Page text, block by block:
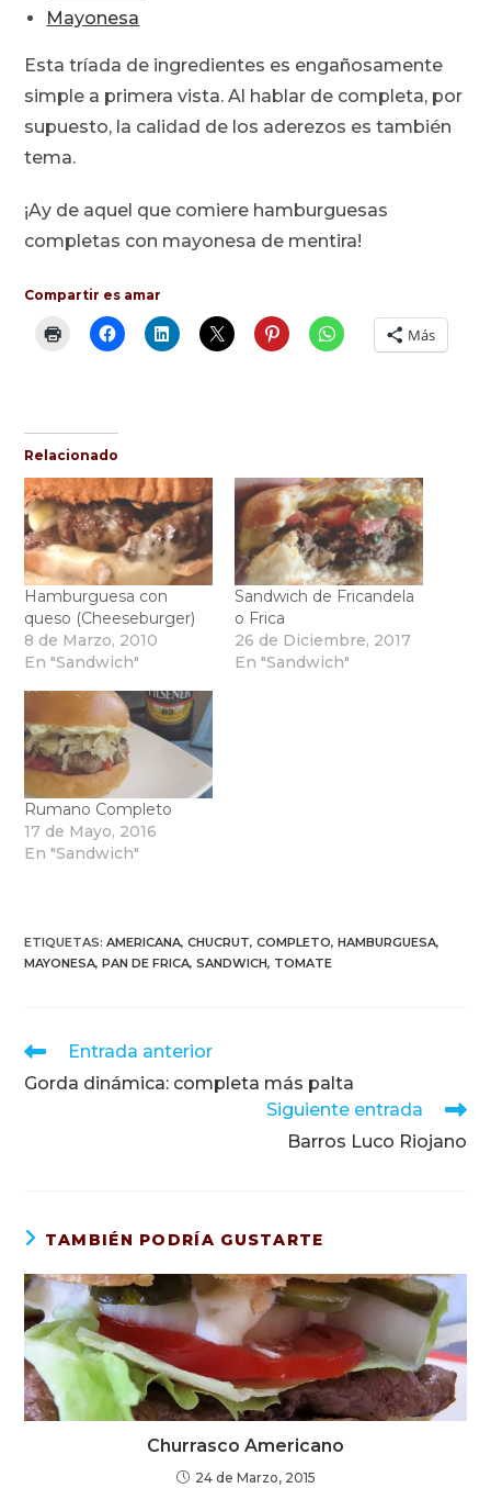
Mayonesa
Esta tríada de ingredientes es engañosamente
simple a primera vista. Al hablar de completa, por
supuesto, la calidad de los aderezos es también
tema.
¡Ay de aquel que comiere hamburguesas
completas con mayonesa de mentira!
Compartir es amar
Más
Relacionado
Hamburguesa con
queso (Cheeseburger)
8 de Marzo, 2010
En "Sandwich"
Sandwich de Fricandela
o Frica
26 de Diciembre, 2017
En "Sandwich"
Rumano Completo
17 de Mayo, 2016
En "Sandwich"
ETIQUETAS:AMERICANA, CHUCRUT, COMPLETO, HAMBURGUESA,
MAYONESA, PAN DE FRICA, SANDWICH, TOMATE
Leer
artículos
Entrada anterior
Gorda dinámica: completa más palta
Siguiente entrada
Barros Luco Riojano
TAMBIÉN PODRÍA GUSTARTE
Churrasco Americano
24 de Marzo, 2015